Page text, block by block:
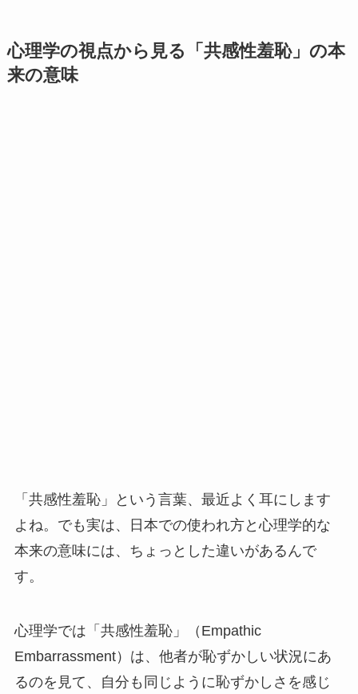
心理学の視点から見る「共感性羞恥」の本
来の意味
「共感性羞恥」という言葉、最近よく耳にします
よね。でも実は、日本での使われ方と心理学的な
本来の意味には、ちょっとした違いがあるんで
す。
心理学では「共感性羞恥」（Empathic
Embarrassment）は、他者が恥ずかしい状況にあ
るのを見て、自分も同じように恥ずかしさを感じ